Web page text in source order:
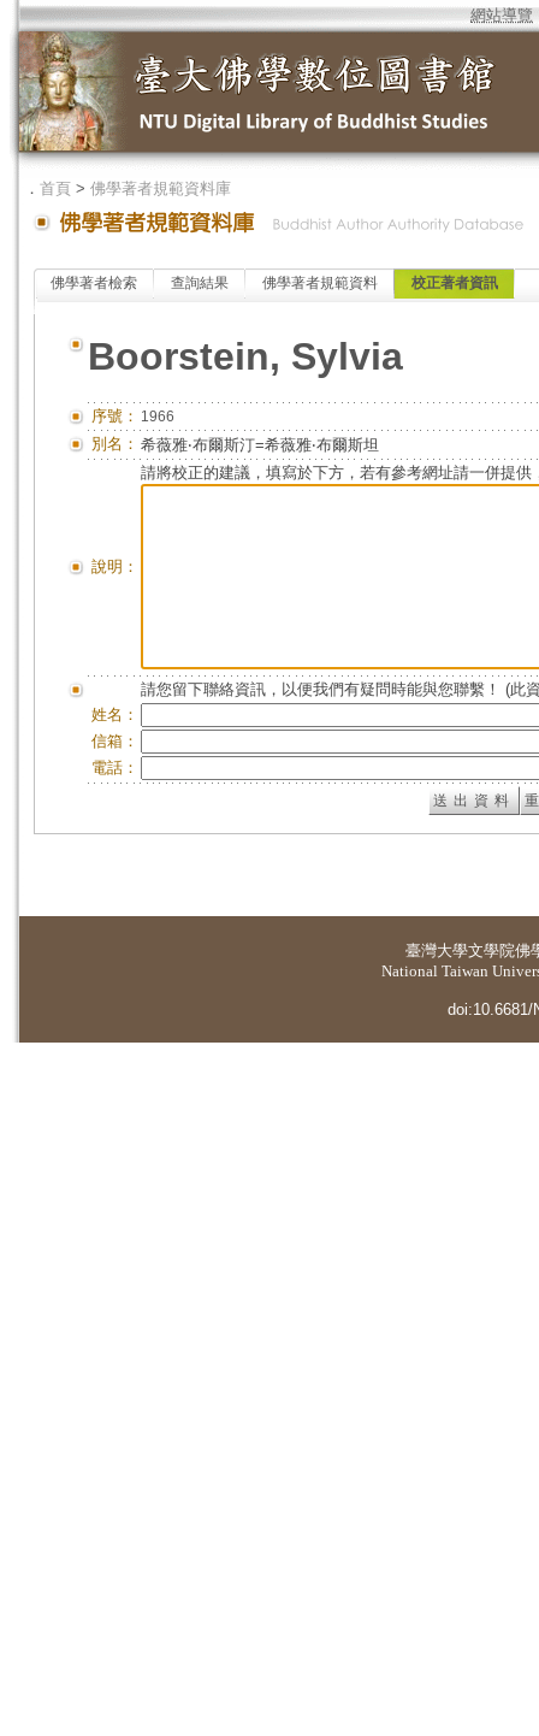
網站導覽
． 首頁 > 佛學著者規範資料庫
佛學著者檢索 查詢結果 佛學著者規範資料 校正著者資訊
Boorstein, Sylvia
序號： 1966
別名： 希薇雅‧布爾斯汀=希薇雅‧布爾斯坦
說明：
請將校正的建議，填寫於下方，若有參考網址請一併提供
請您留下聯絡資訊，以便我們有疑問時能與您聯繫！ (此
姓名：
信箱：
電話：
臺灣大學文學院佛
National Taiwan
doi:10.6681/